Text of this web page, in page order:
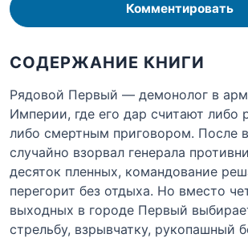
Комментировать
СОДЕРЖАНИЕ КНИГИ
Рядовой Первый — демонолог в
Империи, где его дар считают либо
либо смертным приговором. После
случайно взорвал генерала
десяток пленных, командование
перегорит без отдыха. Но вместо
выходных в городе Первый
стрельбу, взрывчатку, рукопашный